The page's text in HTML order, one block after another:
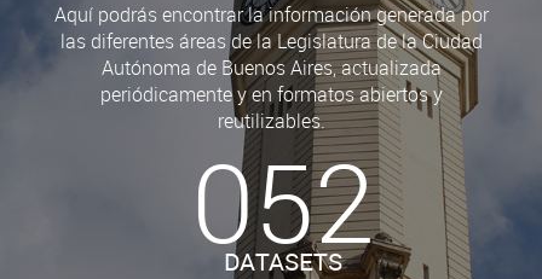
Aquí podrás encontrar la información generada por
las diferentes áreas de la Legislatura de la Ciudad
Autónoma de Buenos Aires, actualizada
periódicamente y en formatos abiertos y
reutilizables.
052
DATASETS